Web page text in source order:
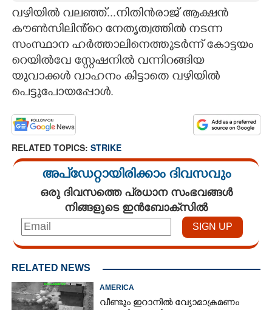
CARTOONS
LITERATURE
ZOOM
CONTACT US
വഴിയിൽ വലഞ്ഞ്...നിതിൻരാജ് ആക്ഷൻ
കൗൺസിലിൻ്റെ നേതൃത്വത്തിൽ നടന്ന
സംസ്ഥാന ഹർത്താലിനെത്തുടർന്ന് കോട്ടയം
റെയിൽവേ സ്റ്റേഷനിൽ വന്നിറങ്ങിയ
യുവാക്കൾ വാഹനം കിട്ടാതെ വഴിയിൽ
പെട്ടുപോയപ്പോൾ.
RELATED TOPICS: STRIKE
അപ്ഡേറ്റായിരിക്കാം ദിവസവും
ഒരു ദിവസത്തെ പ്രധാന സംഭവങ്ങൾ
നിങ്ങളുടെ ഇൻബോക്സിൽ
RELATED NEWS
AMERICA
വീണ്ടും ഇറാനിൽ വ്യോമാക്രമണം